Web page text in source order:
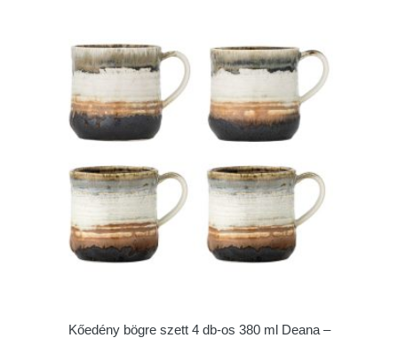
Kőedény bögre szett 4 db-os 380 ml Deana –